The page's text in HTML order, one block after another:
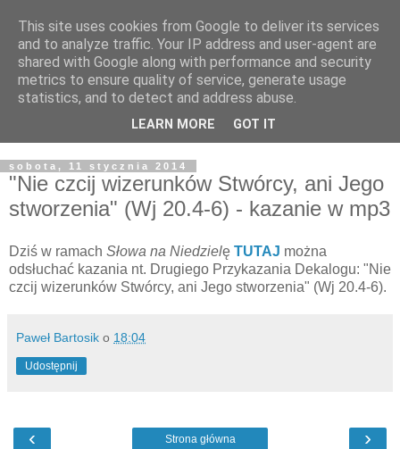
Żyjąc wiarą w REALNYM
świecie
Blog pastora Pawła Bartosika
sobota, 11 stycznia 2014
"Nie czcij wizerunków Stwórcy, ani Jego
stworzenia" (Wj 20.4-6) - kazanie w mp3
Dziś w ramach Słowa na Niedzielę TUTAJ można
odsłuchać kazania nt. Drugiego Przykazania Dekalogu: "Nie
czcij wizerunków Stwórcy, ani Jego stworzenia" (Wj 20.4-6).
Paweł Bartosik o 18:04
Udostępnij
‹ ›
Strona główna
This site uses cookies from Google to deliver its services
and to analyze traffic. Your IP address and user-agent are
shared with Google along with performance and security
metrics to ensure quality of service, generate usage
statistics, and to detect and address abuse.
LEARN MORE GOT IT